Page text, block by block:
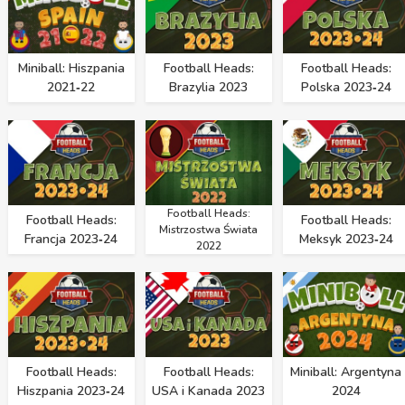
Miniball: Hiszpania
2021‑22
Football Heads:
Brazylia 2023
Football Heads:
Polska 2023‑24
Football Heads:
Francja 2023‑24
Football Heads:
Mistrzostwa Świata
2022
Football Heads:
Meksyk 2023‑24
Football Heads:
Hiszpania 2023‑24
Football Heads:
USA i Kanada 2023
Miniball: Argentyna
2024